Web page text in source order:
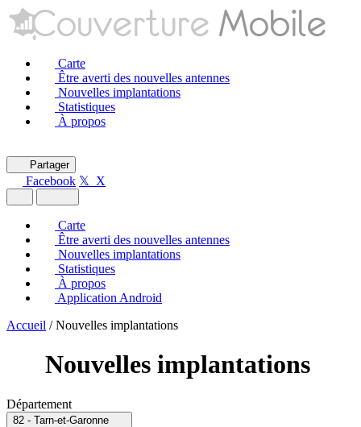
Carte
Être averti des nouvelles antennes
Nouvelles implantations
Statistiques
À propos
Partager
Facebook 𝕏 X
Carte
Être averti des nouvelles antennes
Nouvelles implantations
Statistiques
À propos
Application Android
Accueil / Nouvelles implantations
Nouvelles implantations
Département
82 - Tarn-et-Garonne